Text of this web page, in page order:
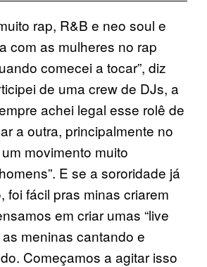
rap, R&B e neo soul e
com as mulheres no rap
comecei a tocar”, diz
de uma crew de DJs, a
achei legal esse rolê de
a outra, principalmente no
movimento muito
E se a sororidade já
foi fácil pras minas criarem
em criar umas “live
meninas cantando e
Começamos a agitar isso